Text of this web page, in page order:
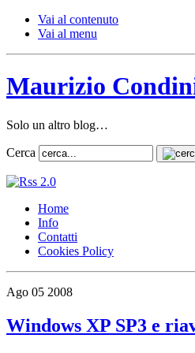
Vai al contenuto
Vai al menu
Maurizio
Solo un altro blog…
Cerca
Home
Info
Contatti
Cookies Policy
Ago 05 2008
Windows XP SP3 e